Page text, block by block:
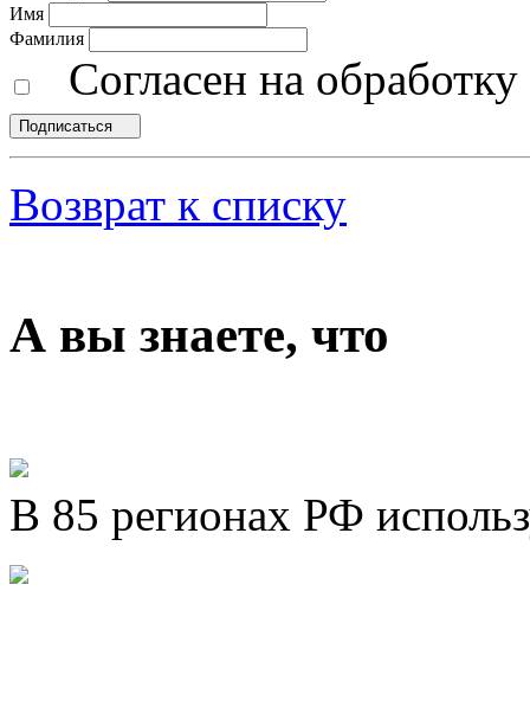
Имя
Фамилия
Согласен на
Подписаться
Возврат к списку
А вы знаете, что
В 85 регионах РФ